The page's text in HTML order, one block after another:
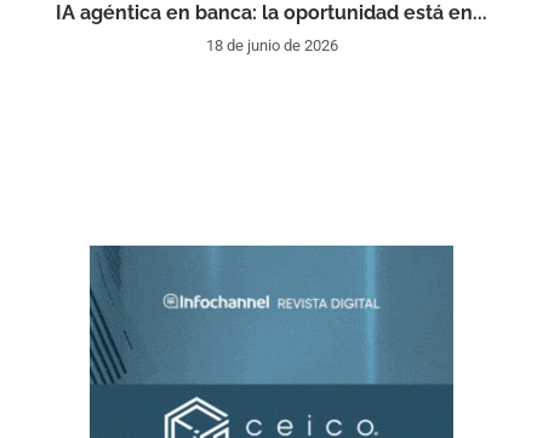
IA agéntica en banca: la oportunidad está en...
18 de junio de 2026